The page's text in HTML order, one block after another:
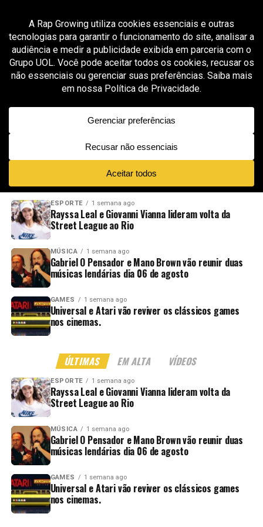
All posts tagged "A!MS"
GROOVER X RAP GROWING 2 meses ago
A!MS reúne ZieZie, Ramz, Liilz e Brodie em
“Wait What”, faixa aprovada pela curadoria da
Rap Growing
NOVIDADES EM ALTA VÍDEOS
ESPORTE 1 semana ago
Rayssa Leal e Giovanni Vianna lideram volta da
Street League ao Rio
MÚSICA 1 semana ago
Gabriel O Pensador e Mano Brown vão reunir duas
músicas lendárias dia 06 de agosto
GAMES 1 semana ago
Universal e Atari vão reviver os clássicos games
nos cinemas.
ÚLTIMAS EM ALTA VÍDEOS
ESPORTE 1 semana ago
Rayssa Leal e Giovanni Vianna lideram volta da
Street League ao Rio
MÚSICA 1 semana ago
Gabriel O Pensador e Mano Brown vão reunir duas
músicas lendárias dia 06 de agosto
GAMES 1 semana ago
Universal e Atari vão reviver os clássicos games
nos cinemas.